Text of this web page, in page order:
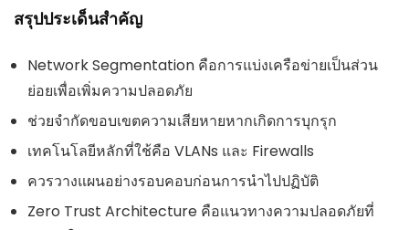
สรุปประเด็นสำคัญ
Network Segmentation คือการแบ่งเครือข่ายเป็นส่วน
ย่อยเพื่อเพิ่มความปลอดภัย
ช่วยจำกัดขอบเขตความเสียหายหากเกิดการบุกรุก
เทคโนโลยีหลักที่ใช้คือ VLANs และ Firewalls
ควรวางแผนอย่างรอบคอบก่อนการนำไปปฏิบัติ
Zero Trust Architecture คือแนวทางความปลอดภัยที่